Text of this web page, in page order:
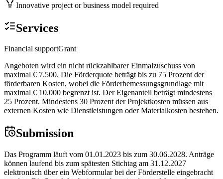
Innovative project or business model required
Services
Financial supportGrant
Angeboten wird ein nicht rückzahlbarer Einmalzuschuss von
maximal € 7.500. Die Förderquote beträgt bis zu 75 Prozent der
förderbaren Kosten, wobei die Förderbemessungsgrundlage mit
maximal € 10.000 begrenzt ist. Der Eigenanteil beträgt mindestens
25 Prozent. Mindestens 30 Prozent der Projektkosten müssen aus
externen Kosten wie Dienstleistungen oder Materialkosten bestehen.
Submission
Das Programm läuft vom 01.01.2023 bis zum 30.06.2028. Anträge
können laufend bis zum spätesten Stichtag am 31.12.2027
elektronisch über ein Webformular bei der Förderstelle eingebracht